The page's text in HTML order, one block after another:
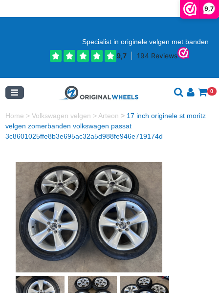
9,7
Specialist in originele velgen met banden
0
Home > Volkswagen velgen >Arteon > 17 inch originele st moritz
velgen zomerbanden volkswagen passat
3c8601025ffe8b3e695ac32a5d988fe946e719174d